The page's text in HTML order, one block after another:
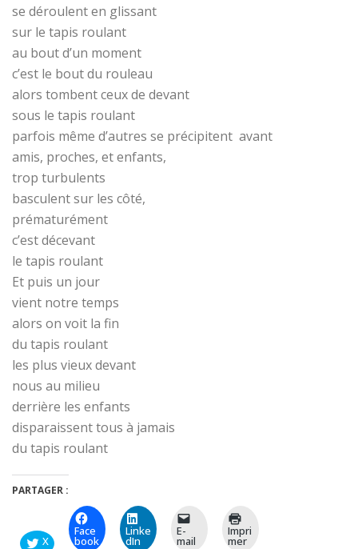
se déroulent en glissant
sur le tapis roulant
au bout d’un moment
c’est le bout du rouleau
alors tombent ceux de devant
sous le tapis roulant
parfois même d’autres se précipitent avant
amis, proches, et enfants,
trop turbulents
basculent sur les côté,
prématurément
c’est décevant
le tapis roulant
Et puis un jour
vient notre temps
alors on voit la fin
du tapis roulant
les plus vieux devant
nous au milieu
derrière les enfants
disparaissent tous à jamais
du tapis roulant
PARTAGER :
X
Face
book
Linke
dIn
E-
mail
Impri
mer